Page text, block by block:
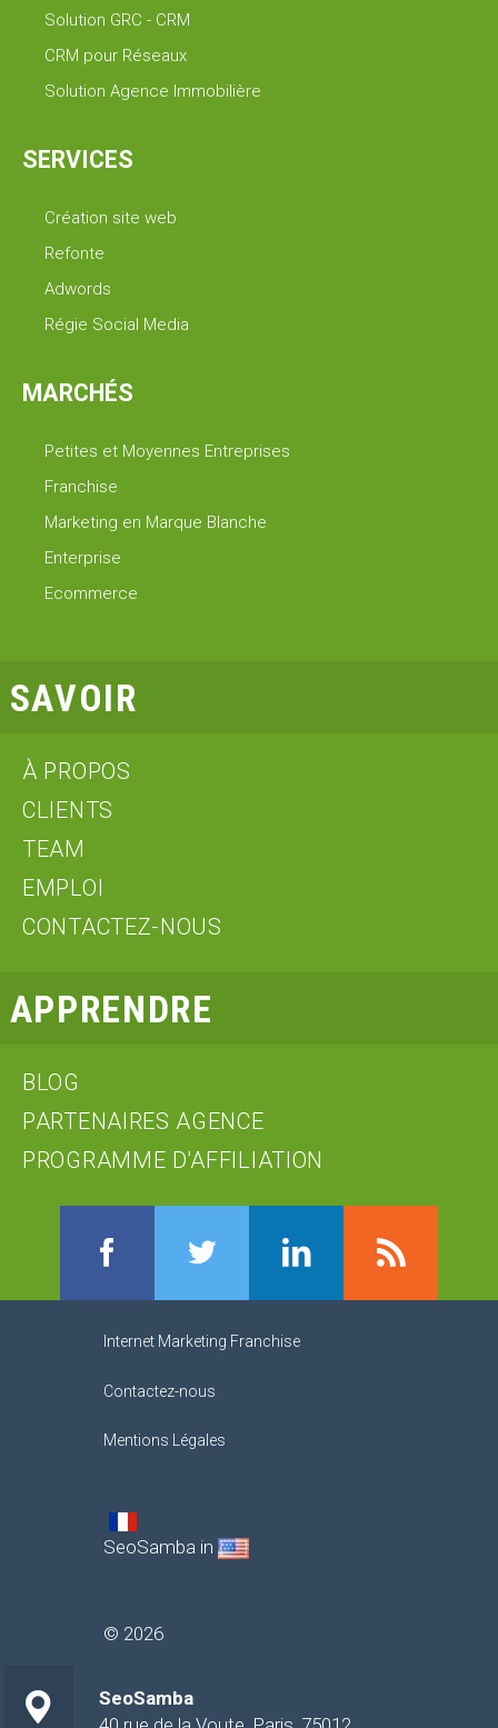
Solution GRC - CRM
CRM pour Réseaux
Solution Agence Immobilière
SERVICES
Création site web
Refonte
Adwords
Régie Social Media
MARCHÉS
Petites et Moyennes Entreprises
Franchise
Marketing en Marque Blanche
Enterprise
Ecommerce
SAVOIR
À PROPOS
CLIENTS
TEAM
EMPLOI
CONTACTEZ-NOUS
APPRENDRE
BLOG
PARTENAIRES AGENCE
PROGRAMME D'AFFILIATION
Facebook Twitter LinkedIn
Internet Marketing Franchise
Contactez-nous
Mentions Légales
SeoSamba in
© 2026
SeoSamba